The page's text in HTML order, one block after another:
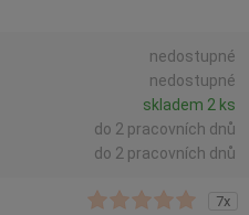
nedostupné
nedostupné
skladem 2 ks
do 2 pracovních dnů
do 2 pracovních dnů
7x